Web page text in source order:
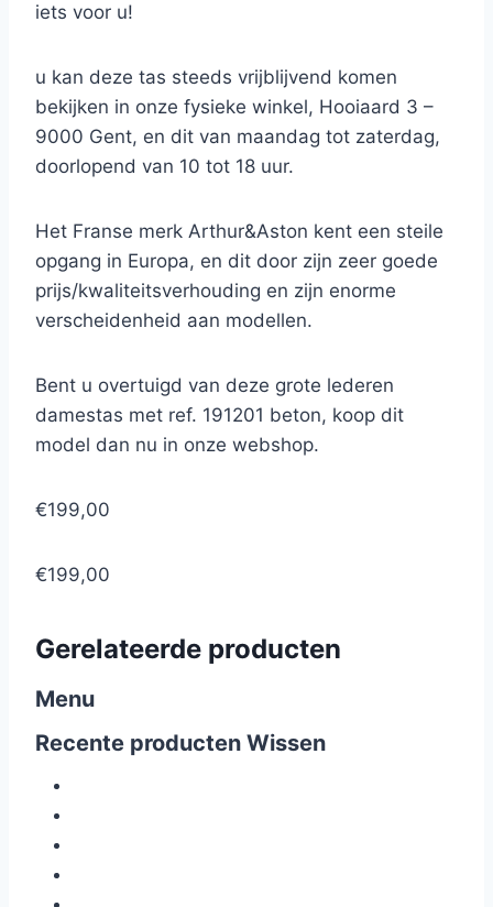
iets voor u!
u kan deze tas steeds vrijblijvend komen
bekijken in onze fysieke winkel, Hooiaard 3 –
9000 Gent, en dit van maandag tot zaterdag,
doorlopend van 10 tot 18 uur.
Het Franse merk Arthur&Aston kent een steile
opgang in Europa, en dit door zijn zeer goede
prijs/kwaliteitsverhouding en zijn enorme
verscheidenheid aan modellen.
Bent u overtuigd van deze grote lederen
damestas met ref. 191201 beton, koop dit
model dan nu in onze webshop.
€199,00
€199,00
Gerelateerde producten
Menu
Recente producten Wissen